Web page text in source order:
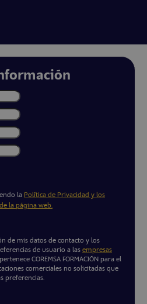
la Política de Privacidad y los
la página web.
de mis datos de contacto y los
de usuario a las empresas
COREMSA FORMACIÓN para el
comerciales no solicitadas que
preferencias.